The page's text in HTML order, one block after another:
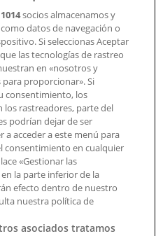
marketing
el mapa
en la web o en la
1014socios almacenamos y
datos de navegación o
Si seleccionas Aceptar
las tecnologías de rastreo
en «nosotros y
proporcionar». Si
consentimiento, los
los rastreadores, parte del
podrían dejar de ser
a acceder a este menú para
consentimiento en cualquier
«Gestionar las
la parte inferior de la
efecto dentro de nuestro
nuestra política de
asociados tratamos